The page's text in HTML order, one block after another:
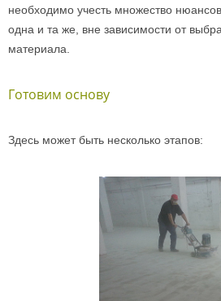
необходимо учесть множество
одна и та же, вне зависимости от
материала.
Готовим основу
Здесь может быть несколько этапов: